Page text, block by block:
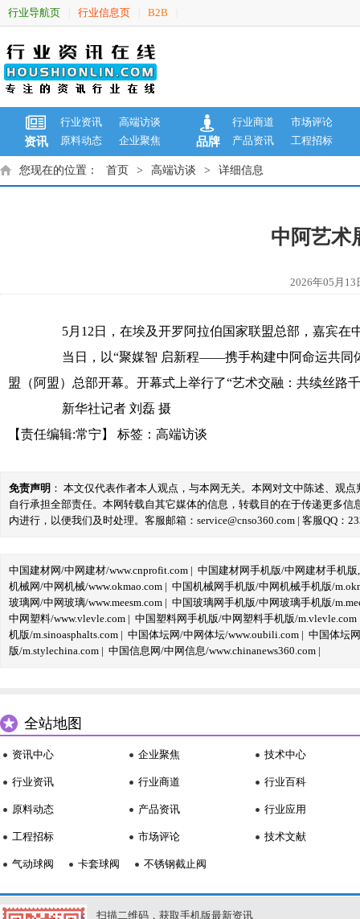
行业导航页 行业信息页 B2B
资讯
行业资讯
高端访谈
原料动态
企业聚焦 品牌
行业商道
市场评论
产品资讯
工程招标
您现在的位置： 首页 > 高端访谈 > 详细信息
中阿艺术
2026年05月
5月12日，在埃及开罗阿拉伯国家联盟总部，嘉宾在
当日，以“聚媒智 启新程——携手构建中阿命运共同体
盟（阿盟）总部开幕。开幕式上举行了“艺术交融：共续丝路
新华社记者 刘磊 摄
【责任编辑:常宁】 标签： 高端访谈
免责声明 ： 本文仅代表作者本人观点，与本网无关。本网对文中陈述、观
自行承担全部责任。本网转载自其它媒体的信息，转载目的在于传递更多
内进行，以便我们及时处理。客服邮箱：service@cnso360.com | 客服QQ：
中国建材网/中网建材/www.cnprofit.com | 中国建材网手机版/中网建材手机版
机械网/中网机械/www.okmao.com | 中国机械网手机版/中网机械手机版/
玻璃网/中网玻璃/www.meesm.com | 中国玻璃网手机版/中网玻璃手机版/
中网塑料/www.vlevle.com | 中国塑料网手机版/中网塑料手机版/m.vlevle.com
机版/m.sinoasphalts.com | 中国体坛网/中网体坛/www.oubili.com | 中国体坛
版/m.stylechina.com | 中国信息网/中网信息/www.chinanews360.com |
全站地图
资讯中心
行业资讯
原料动态
工程招标
企业聚焦
行业商道
产品资讯
市场评论
技术中心
行业百科
行业应用
技术文献
气动球阀 卡套球阀 不锈钢截止阀
扫描二维码，获取手机版最新资讯